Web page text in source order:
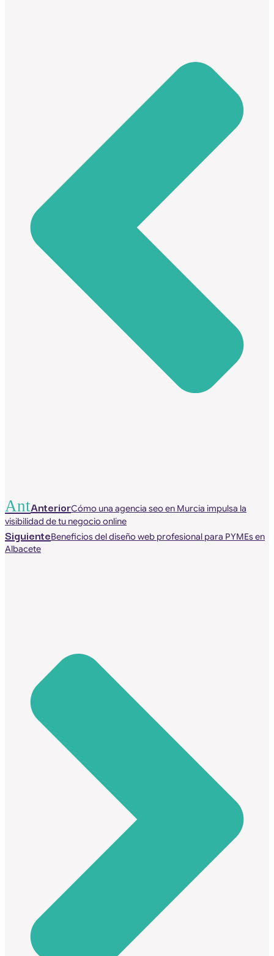
AntAnteriorCómo una agencia seo en Murcia impulsa la
visibilidad de tu negocio online
SiguienteBeneficios del diseño web profesional para PYMEs en
Albacete